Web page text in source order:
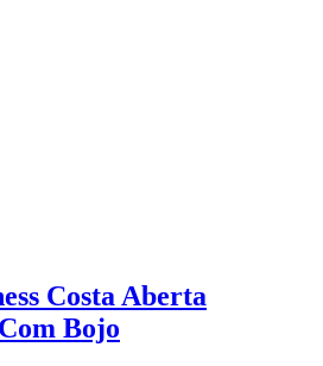
Costa Aberta
Bojo